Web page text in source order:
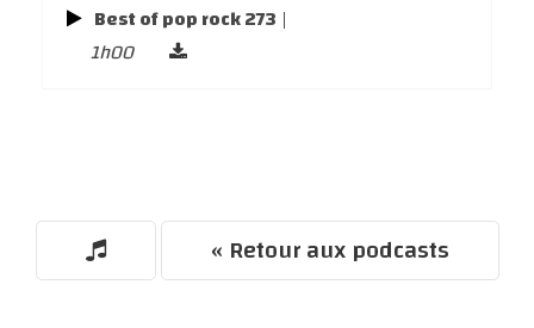
Best of pop rock 273 |
1h00
« Retour aux podcasts